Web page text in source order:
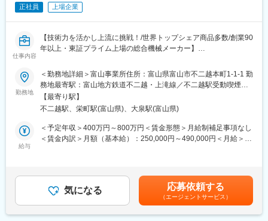
■勤務スタイル
打合せや施工部門支援のため、富山市ほか近隣都府県の客先を訪
問する機会もあります。
■業務の特徴
わった製品が医学の発展に活かされている事実にやりがいを感じ
られます。また、当社は国内外で60件以上の特許を取得し、有力
企業や大学との連携・共同研究も推進するなど、エキスパート集
団として信頼を寄せられるリーディングカンパニーです。お客様
さが必要とされますが、その分より高いスキルと専門性を身につ
けることができます。
【キーワードで見る魅力】
■転勤なし■学歴不問■第二新卒歓迎■英語を使う仕事■離職率5％以
正社員 上場企業
仕事内容
【技術力を活かし上流に挑戦！/世界トップシェア商品多数/創業90
年以上・東証プライム上場の総合機械メーカー】
★モーター・センサー技術の応用展開を担う本ポジションでは、
事業部と連携しながら社会実装を推進。安定した環境で専門性を
深めたい方に最適です。
■業務内容
技術開発本部にて、油圧・カーハイドロリクス事業部向けのモー
ター開発におけるコントローラーソフトウェア開発を担当しま
関係部署との連携を通じて、技術課題の抽出・解決を行いなが
ら、社会実装に向けた技術応用力が求められるポジションです。
安定した環境の中で、専門性を高めながら製品化に貢献するやり
勤務地
＜勤務地詳細＞富山事業所住所：富山県富山市不二越本町1-1-1 勤
務地最寄駅：富山地方鉄道不二越・上滝線／不二越駅受動喫煙対
策：敷地内喫煙可能場所あり変更の範囲：会社の定める事業所
【最寄り駅】
不二越駅、栄町駅(富山県)、大泉駅(富山県)
給与
＜予定年収＞400万円～800万円＜賃金形態＞月給制補足事項なし
＜賃金内訳＞月額（基本給）：250,000円～490,000円＜月給＞
月）賃金はあくまでも目安の金額であり、選考を通じて上下する
可能性があります。月給(月額)は固定手当を含めた表記です。
気になる 応募依頼する
（エージェントサービス）